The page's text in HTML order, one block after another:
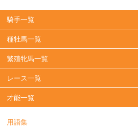
騎手一覧
種牡馬一覧
繁殖牝馬一覧
レース一覧
才能一覧
用語集